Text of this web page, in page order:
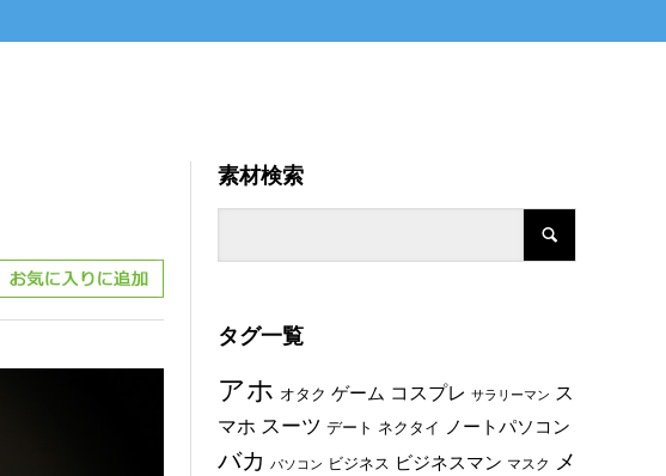
素材検索
タグ一覧
アホ オタク ゲーム コスプレ サラリーマン ス
マホ スーツ デート ネクタイ ノートパソコン
バカ パソコン ビジネス ビジネスマン マスク メ